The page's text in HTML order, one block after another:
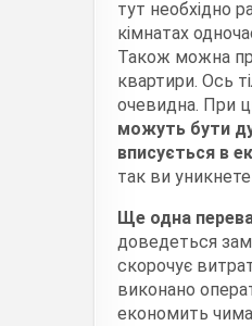
тут необхідно
кімнатах
Також можна
квартири. Ось
очевидна. При
можуть бути
вписується в
так ви
Ще одна
доведеться
скорочує
виконано
економить